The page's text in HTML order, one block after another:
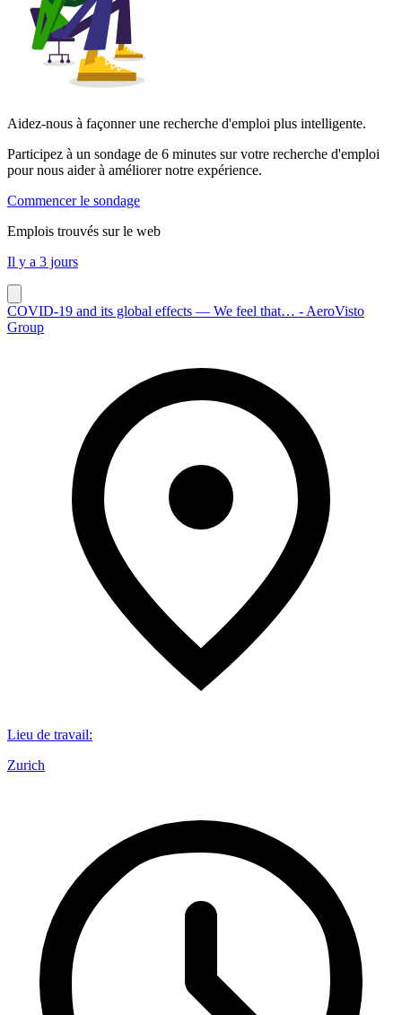
Aidez-nous à façonner une recherche d'emploi plus intelligente.
Participez à un sondage de 6 minutes sur votre recherche d'emploi
pour nous aider à améliorer notre expérience.
Commencer le sondage
Emplois trouvés sur le web
Il y a 3 jours
COVID-19 and its global effects — We feel that… - AeroVisto
Group
Lieu de travail:
Zurich